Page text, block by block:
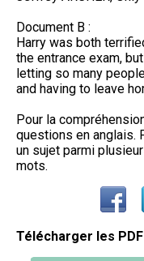
Document B :
Harry was both
the entrance exam,
letting so many
and having to leave
Pour la
questions en anglais.
un sujet parmi
mots.
Télécharger les